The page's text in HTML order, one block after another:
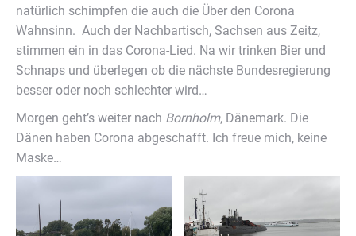
natürlich schimpfen die auch die Über den Corona
Wahnsinn. Auch der Nachbartisch, Sachsen aus Zeitz,
stimmen ein in das Corona-Lied. Na wir trinken Bier und
Schnaps und überlegen ob die nächste Bundesregierung
besser oder noch schlechter wird…
Morgen geht’s weiter nach Bornholm, Dänemark. Die
Dänen haben Corona abgeschafft. Ich freue mich, keine
Maske…